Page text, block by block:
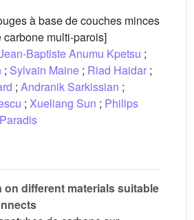
à base de couches minces
multi-parois]
Baptiste Anumu Kpetsu ;
; Sylvain Maine ; Riad Haidar ;
; Andranik Sarkissian ;
; Xueliang Sun ; Philips
on different materials suitable